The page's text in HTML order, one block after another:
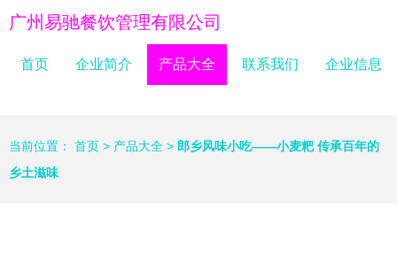
广州易驰餐饮管理有限公司
首页 企业简介 产品大全 联系我们 企业信息
当前位置： 首页 > 产品大全 > 郎乡风味小吃——小麦粑 传承百年的
乡土滋味